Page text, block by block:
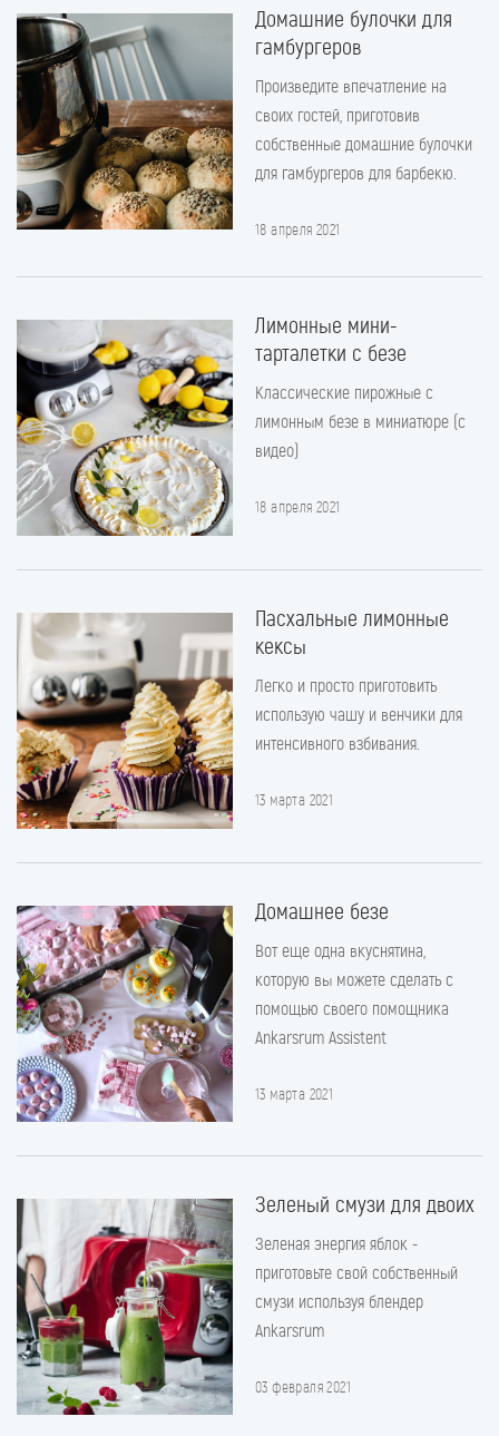
Домашние булочки для
гамбургеров
Произведите впечатление на
своих гостей, приготовив
собственные домашние булочки
для гамбургеров для барбекю.
18 апреля 2021
Лимонные мини-
тарталетки с безе
Классические пирожные с
лимонным безе в миниатюре (с
видео)
18 апреля 2021
Пасхальные лимонные
кексы
Легко и просто приготовить
использую чашу и венчики для
интенсивного взбивания.
13 марта 2021
Домашнее безе
Вот еще одна вкуснятина,
которую вы можете сделать с
помощью своего помощника
Ankarsrum Assistent
13 марта 2021
Зеленый смузи для двоих
Зеленая энергия яблок -
приготовьте свой собственный
смузи используя блендер
Ankarsrum
03 февраля 2021